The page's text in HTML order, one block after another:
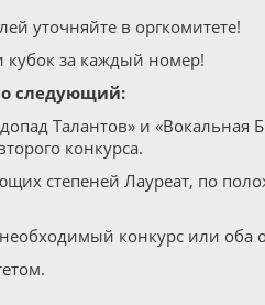
уточняйте в оргкомитете!
за каждый номер!
следующий:
Талантов» и
конкурса.
степеней Лауреат, по
конкурс или оба